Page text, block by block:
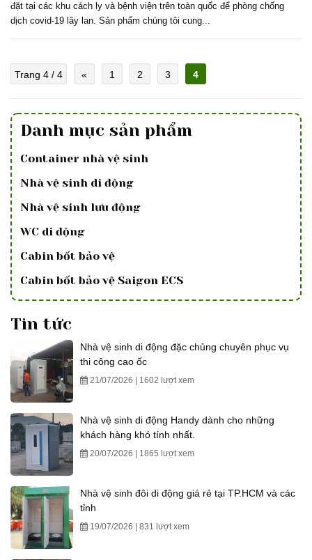
đặt tại các khu cách ly và bệnh viện trên toàn quốc để phòng chống
dịch covid-19 lây lan. Sản phẩm chúng tôi cung...
Trang 4 / 4 « 1 2 3 4
Danh mục sản phẩm
Container nhà vệ sinh
Nhà vệ sinh di động
Nhà vệ sinh lưu động
WC di động
Cabin bốt bảo vệ
Cabin bốt bảo vệ Saigon ECS
Tin tức
Nhà vệ sinh di động đặc chủng chuyên phục vụ
thi công cao ốc
21/07/2026 | 1602 lượt xem
Nhà vệ sinh di động Handy dành cho những
khách hàng khó tính nhất.
20/07/2026 | 1865 lượt xem
Nhà vệ sinh đôi di động giá rẻ tại TP.HCM và các
tỉnh
19/07/2026 | 831 lượt xem